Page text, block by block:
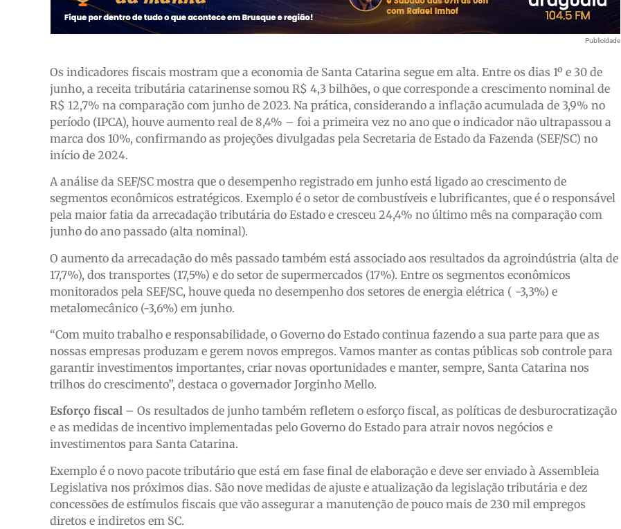
Publicidade
Os indicadores fiscais mostram que a economia de Santa Catarina segue em alta. Entre os dias 1º e 30 de
junho, a receita tributária catarinense somou R$ 4,3 bilhões, o que corresponde a crescimento nominal de
R$ 12,7% na comparação com junho de 2023. Na prática, considerando a inflação acumulada de 3,9% no
período (IPCA), houve aumento real de 8,4% – foi a primeira vez no ano que o indicador não ultrapassou a
marca dos 10%, confirmando as projeções divulgadas pela Secretaria de Estado da Fazenda (SEF/SC) no
início de 2024.
A análise da SEF/SC mostra que o desempenho registrado em junho está ligado ao crescimento de
segmentos econômicos estratégicos. Exemplo é o setor de combustíveis e lubrificantes, que é o responsável
pela maior fatia da arrecadação tributária do Estado e cresceu 24,4% no último mês na comparação com
junho do ano passado (alta nominal).
O aumento da arrecadação do mês passado também está associado aos resultados da agroindústria (alta de
17,7%), dos transportes (17,5%) e do setor de supermercados (17%). Entre os segmentos econômicos
monitorados pela SEF/SC, houve queda no desempenho dos setores de energia elétrica ( -3,3%) e
metalomecânico (-3,6%) em junho.
“Com muito trabalho e responsabilidade, o Governo do Estado continua fazendo a sua parte para que as
nossas empresas produzam e gerem novos empregos. Vamos manter as contas públicas sob controle para
garantir investimentos importantes, criar novas oportunidades e manter, sempre, Santa Catarina nos
trilhos do crescimento”, destaca o governador Jorginho Mello.
Esforço fiscal – Os resultados de junho também refletem o esforço fiscal, as políticas de desburocratização
e as medidas de incentivo implementadas pelo Governo do Estado para atrair novos negócios e
investimentos para Santa Catarina.
Exemplo é o novo pacote tributário que está em fase final de elaboração e deve ser enviado à Assembleia
Legislativa nos próximos dias. São nove medidas de ajuste e atualização da legislação tributária e dez
concessões de estímulos fiscais que vão assegurar a manutenção de pouco mais de 230 mil empregos
diretos e indiretos em SC.